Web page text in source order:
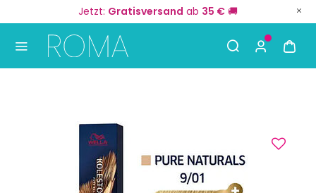
Jetzt: Gratisversand ab 35 € 🚚